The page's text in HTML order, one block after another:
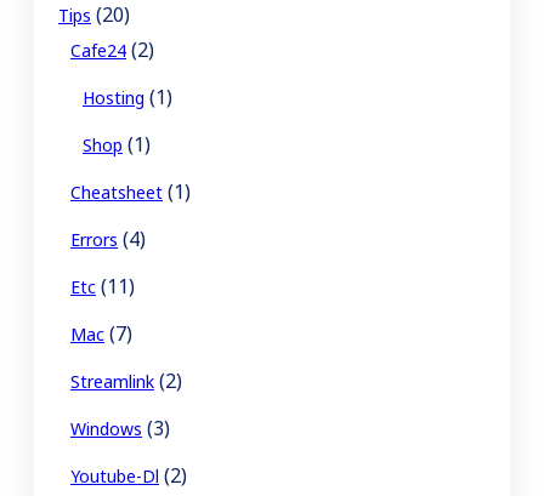
Tips (20)
Cafe24 (2)
Hosting (1)
Shop (1)
Cheatsheet (1)
Errors (4)
Etc (11)
Mac (7)
Streamlink (2)
Windows (3)
Youtube-Dl (2)